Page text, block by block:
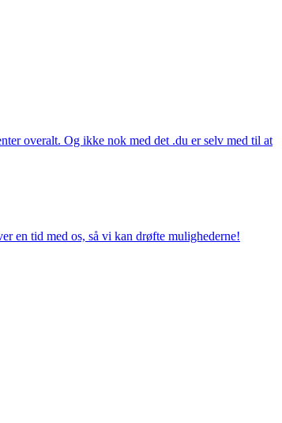
overalt. Og ikke nok med det .du er selv med til at
en tid med os, så vi kan drøfte mulighederne!